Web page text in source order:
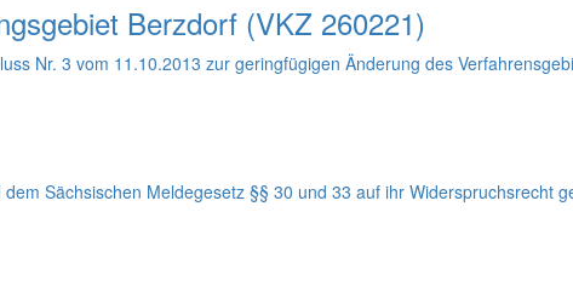
Berzdorf (VKZ 260221)
Nr. 3 vom 11.10.2013 zur geringfügigen Änderung des
Sächsischen Meldegesetz §§ 30 und 33 auf ihr Widerspruchsrecht